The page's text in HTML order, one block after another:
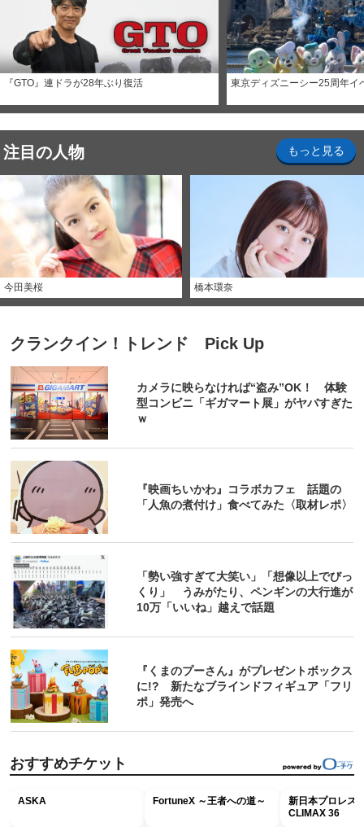
『GTO』連ドラが28年ぶり復活 東京ディズニーシー25周年イ
注目の人物 もっと見る
今田美桜 橋本環奈
クランクイン！トレンド Pick Up
カメラに映らなければ“盗み”OK！ 体験
型コンビニ「ギガマート展」がヤバすぎた
ｗ
『映画ちいかわ』コラボカフェ 話題の
「人魚の煮付け」食べてみた〈取材レポ〉
「勢い強すぎて大笑い」「想像以上でびっ
くり」 うみがたり、ペンギンの大行進が
10万「いいね」越えで話題
『くまのプーさん』がプレゼントボックス
に!? 新たなブラインドフィギュア「フリ
ポ」発売へ
おすすめチケット
ASKA FortuneX ～王者への道～
新日本プロレス
CLIMAX 36